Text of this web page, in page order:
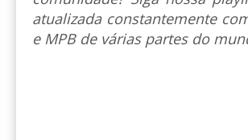
atualizada constantemente
e MPB de várias partes do